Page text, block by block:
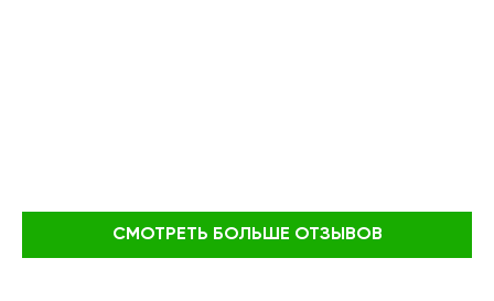
СМОТРЕТЬ БОЛЬШЕ ОТЗЫВОВ